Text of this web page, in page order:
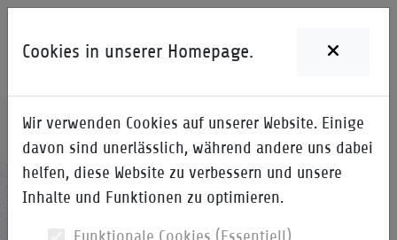
Home i-Qpedia Suche nach Anfangsbuchstaben
Nach einer Abkürzung suchen
Cookies in unserer Homepage.
Wir verwenden Cookies auf unserer Website. Einige
davon sind unerlässlich, während andere uns dabei
helfen, diese Website zu verbessern und unsere
Inhalte und Funktionen zu optimieren.
Funktionale Cookies (Essentiell)